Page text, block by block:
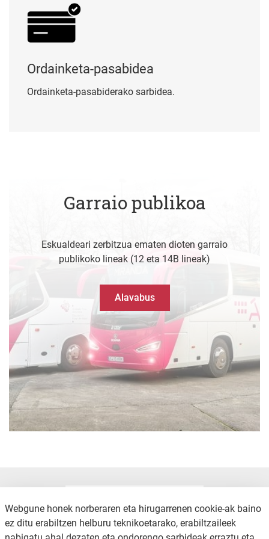
Ordainketa-pasabidea
Ordainketa-pasabiderako sarbidea.
Garraio publikoa
Eskualdeari zerbitzua ematen dioten garraio
publikoko lineak (12 eta 14B lineak)
Alavabus
Webgune honek norberaren eta hirugarrenen cookie-ak baino
ez ditu erabiltzen helburu teknikoetarako, erabiltzaileek